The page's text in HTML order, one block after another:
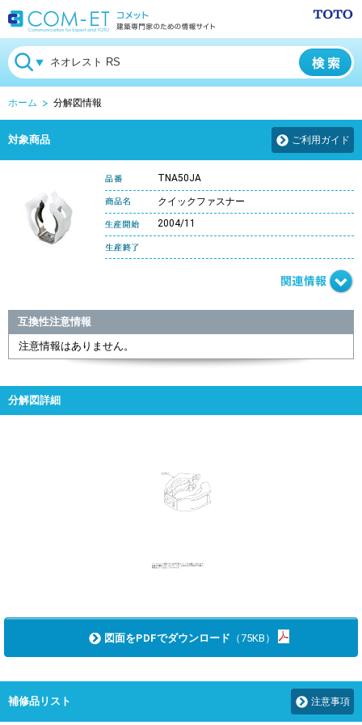
ホーム 分解図情報
対象商品 ご利用ガイド
TNA50JA
クイックファスナー
2004/11
互換性注意情報
注意情報はありません。
分解図詳細
図面をPDFでダウンロード （75KB）
補修品リスト 注意事項